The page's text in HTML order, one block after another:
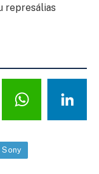
represálias
Twitter
Sony